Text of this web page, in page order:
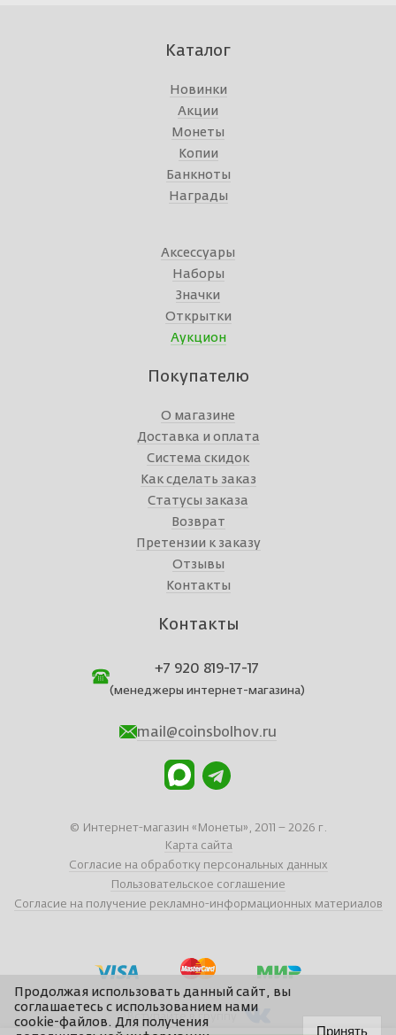
Каталог
Новинки
Акции
Монеты
Копии
Банкноты
Награды
Аксессуары
Наборы
Значки
Открытки
Аукцион
Покупателю
О магазине
Доставка и оплата
Система скидок
Как сделать заказ
Статусы заказа
Возврат
Претензии к заказу
Отзывы
Контакты
Контакты
+7 920 819-17-17
(менеджеры интернет-магазина)
mail@coinsbolhov.ru
© Интернет-магазин «Монеты», 2011 – 2026 г.
Карта сайта
Согласие на обработку персональных данных
Пользовательское соглашение
Согласие на получение рекламно-информационных материалов
Вступайте в группу
Продолжая использовать данный сайт, вы
соглашаетесь с использованием нами
cookie-файлов. Для получения
Принять